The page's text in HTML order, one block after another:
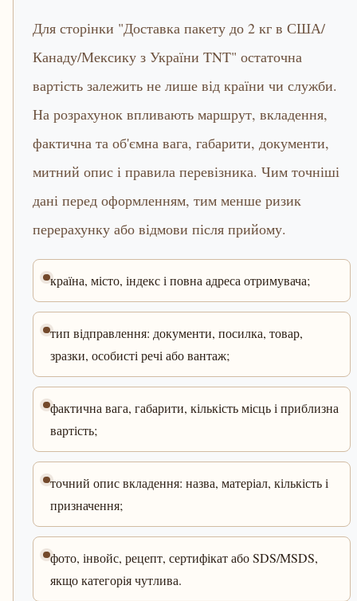
Для сторінки "Доставка пакету до 2 кг в США/
Канаду/Мексику з України TNT" остаточна
вартість залежить не лише від країни чи служби.
На розрахунок впливають маршрут, вкладення,
фактична та об'ємна вага, габарити, документи,
митний опис і правила перевізника. Чим точніші
дані перед оформленням, тим менше ризик
перерахунку або відмови після прийому.
країна, місто, індекс і повна адреса отримувача;
тип відправлення: документи, посилка, товар,
зразки, особисті речі або вантаж;
фактична вага, габарити, кількість місць і приблизна
вартість;
точний опис вкладення: назва, матеріал, кількість і
призначення;
фото, інвойс, рецепт, сертифікат або SDS/MSDS,
якщо категорія чутлива.